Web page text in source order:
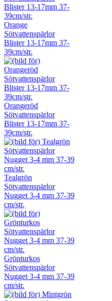
Orange
Sötvattenspärlor
Blister 13-17mm 37-
39cm/str.
Orangeröd
Sötvattenspärlor
Blister 13-17mm 37-
39cm/str.
Tealgrön
Sötvattenspärlor
Nugget 3-4 mm 37-39
cm/str.
Grönturkos
Sötvattenspärlor
Nugget 3-4 mm 37-39
cm/str.